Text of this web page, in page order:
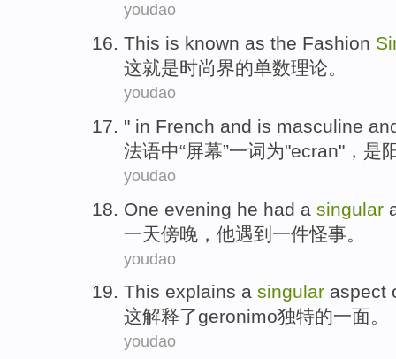
youdao
This is known as the Fashion
这就是时尚界的单数理论。
youdao
" in French and is masculine
法语中“屏幕”一词为"ecran"， 是
youdao
One evening he had a singular
一天傍晚 ， 他遇到一件怪事 。
youdao
This explains a singular aspect
这解释了geronimo独特的一面。
youdao